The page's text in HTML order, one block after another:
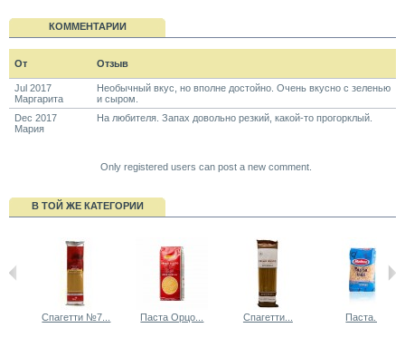
КОММЕНТАРИИ
От Отзыв
Jul 2017
Маргарита
Необычный вкус, но вполне достойно. Очень вкусно с зеленью
и сыром.
Dec 2017
Мария
На любителя. Запах довольно резкий, какой-то прогорклый.
Only registered users can post a new comment.
В ТОЙ ЖЕ КАТЕГОРИИ
Спагетти №7... Паста Орцо... Спагетти... Паста...